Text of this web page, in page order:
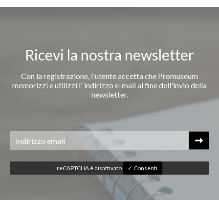
Ricevi la nostra newsletter
Con la registrazione, l'utente accetta che Promuseum
memorizzi e utilizzi l' indirizzo e-mail al fine dell'invio della
newsletter.
reCAPTCHA è disattivato ✓ Consenti